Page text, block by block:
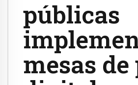
públicas
mesas